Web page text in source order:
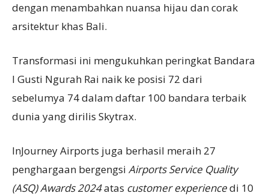
dengan menambahkan nuansa hijau dan corak
arsitektur khas Bali.
Transformasi ini mengukuhkan peringkat Bandara
I Gusti Ngurah Rai naik ke posisi 72 dari
sebelumya 74 dalam daftar 100 bandara terbaik
dunia yang dirilis Skytrax.
InJourney Airports juga berhasil meraih 27
penghargaan bergengsi Airports Service Quality
(ASQ) Awards 2024atas customer experiencedi 10